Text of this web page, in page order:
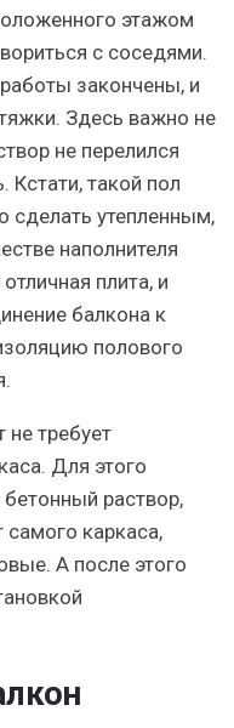
этажом
с соседями.
закончены, и
Здесь важно не
не перелился
такой пол
сделать утепленным,
наполнителя
плита, и
балкона к
полового
требует
Для этого
раствор,
самого каркаса,
А после этого